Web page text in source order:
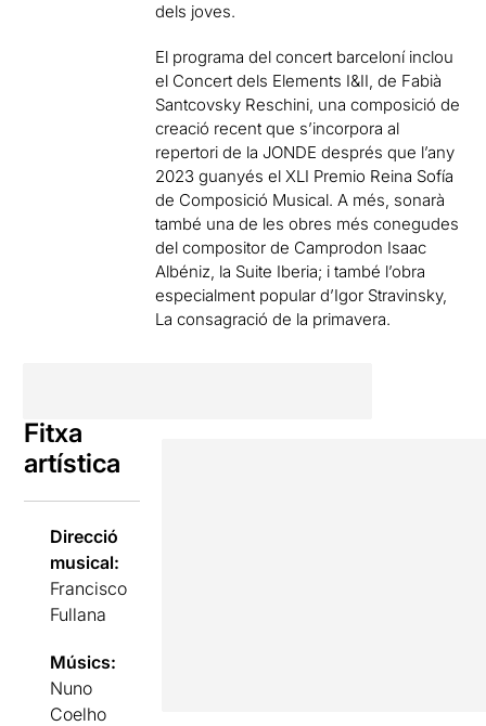
dels joves.
El programa del concert barceloní inclou
el Concert dels Elements I&II, de Fabià
Santcovsky Reschini, una composició de
creació recent que s’incorpora al
repertori de la JONDE després que l’any
2023 guanyés el XLI Premio Reina Sofía
de Composició Musical. A més, sonarà
també una de les obres més conegudes
del compositor de Camprodon Isaac
Albéniz, la Suite Iberia; i també l’obra
especialment popular d’Igor Stravinsky,
La consagració de la primavera.
Fitxa
artística
Direcció
musical:
Francisco
Fullana
Músics:
Nuno
Coelho